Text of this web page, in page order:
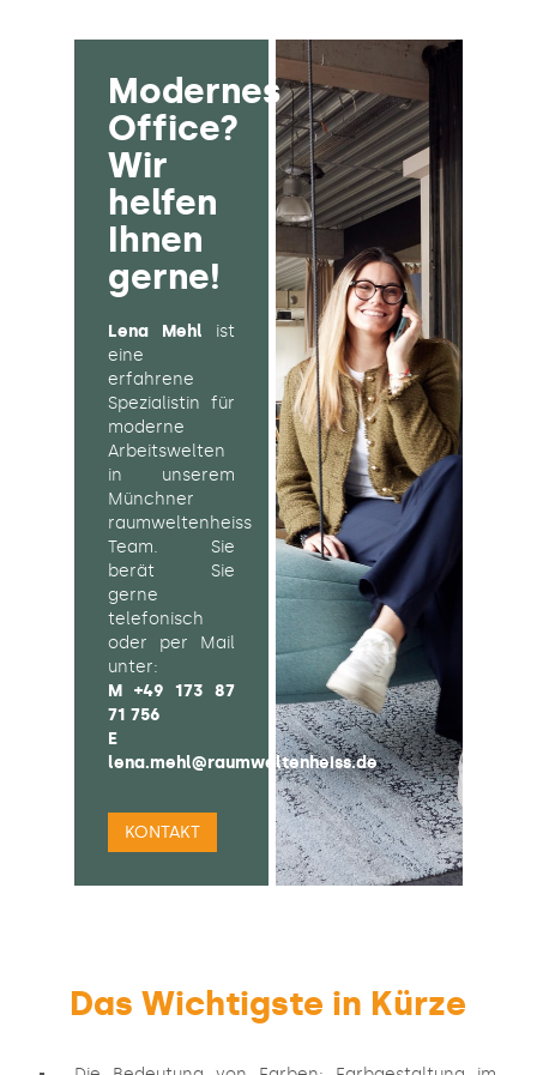
Modernes
Office?
Wir
helfen
Ihnen
gerne!
Lena Mehl
ist
eine
erfahrene
Spezialistin für
moderne
Arbeitswelten
in unserem
Münchner
raumweltenheiss
Team. Sie
berät Sie
gerne
telefonisch
oder per Mail
unter:
M +49 173 87
71 756
E
lena.mehl@raumweltenheiss.de
KONTAKT
Das Wichtigste in Kürze